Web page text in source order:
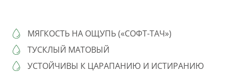
МЯГКОСТЬ НА ОЩУПЬ («СОФТ-ТАЧ»)
ТУСКЛЫЙ МАТОВЫЙ
УСТОЙЧИВЫ К ЦАРАПАНИЮ И ИСТИРАНИЮ